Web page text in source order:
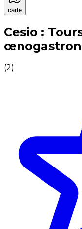
carte
Expériences
Cesio :
(2)